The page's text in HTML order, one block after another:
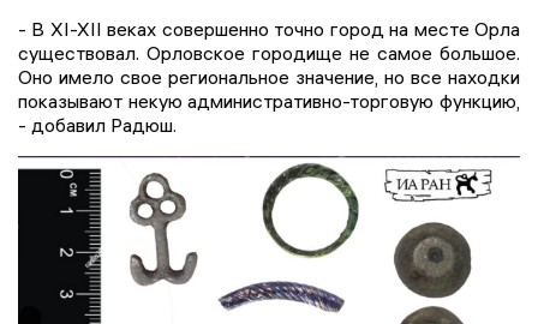
- В XI-XII веках совершенно точно город на месте Орла
существовал. Орловское городище не самое большое.
Оно имело свое региональное значение, но все находки
показывают некую административно-торговую функцию,
- добавил Радюш.